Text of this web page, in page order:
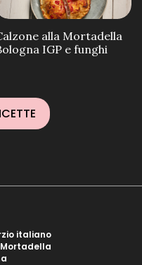
alla Mortadella
IGP e funghi
italiano